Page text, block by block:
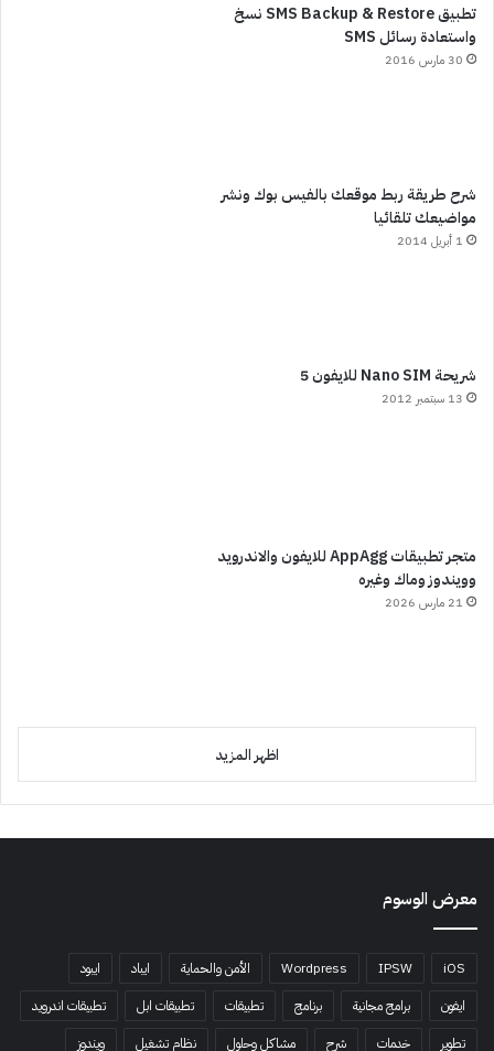
تطبيق SMS Backup & Restore نسخ
واستعادة رسائل SMS
30 مارس 2016
شرح طريقة ربط موقعك بالفيس بوك ونشر
مواضيعك تلقائيا
1 أبريل 2014
شريحة Nano SIM للايفون 5
13 سبتمبر 2012
متجر تطبيقات AppAgg للايفون والاندرويد
وويندوز وماك وغيره
21 مارس 2026
اظهر المزيد
معرض الوسوم
iOS
IPSW
Wordpress الأمن والحماية ايباد
ايبود
ايفون
برامج مجانية برنامج تطبيقات تطبيقات ابل
تطبيقات اندرويد
تطوير
خدمات شرح مشاكل وحلول نظام تشغيل ويندوز